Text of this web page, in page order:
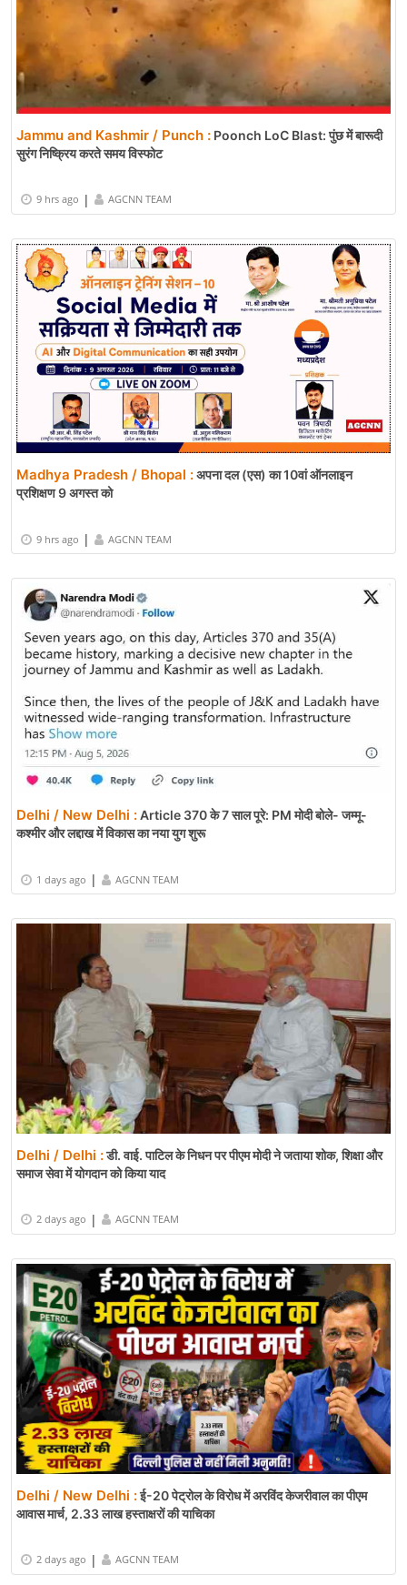
Jammu and Kashmir / Punch : Poonch LoC Blast: पुंछ में बारूदी
सुरंग निष्क्रिय करते समय विस्फोट
9 hrs ago | AGCNN TEAM
Madhya Pradesh / Bhopal :अपना दल (एस) का 10वां ऑनलाइन
प्रशिक्षण 9 अगस्त को
9 hrs ago | AGCNN TEAM
Delhi / New Delhi :Article 370 के 7 साल पूरे: PM मोदी बोले- जम्मू-
कश्मीर और लद्दाख में विकास का नया युग शुरू
1 days ago | AGCNN TEAM
Delhi / Delhi :डी. वाई. पाटिल के निधन पर पीएम मोदी ने जताया शोक, शिक्षा और
समाज सेवा में योगदान को किया याद
2 days ago | AGCNN TEAM
Delhi / New Delhi :ई-20 पेट्रोल के विरोध में अरविंद केजरीवाल का पीएम
आवास मार्च, 2.33 लाख हस्ताक्षरों की याचिका
2 days ago | AGCNN TEAM